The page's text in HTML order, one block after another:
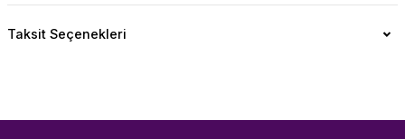
Taksit Seçenekleri